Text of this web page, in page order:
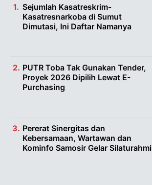
Sejumlah Kasatreskrim-
Kasatresnarkoba di Sumut
Dimutasi, Ini Daftar Namanya
PUTR Toba Tak Gunakan Tender,
Proyek 2026 Dipilih Lewat E-
Purchasing
Pererat Sinergitas dan
Kebersamaan, Wartawan dan
Kominfo Samosir Gelar Silaturahmi